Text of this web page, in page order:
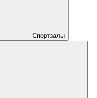
Спортзалы